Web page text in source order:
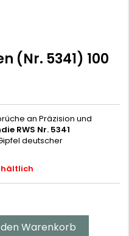
(Nr. 5341) 100
an Präzision und
die RWS Nr. 5341
deutscher
Warenkorb